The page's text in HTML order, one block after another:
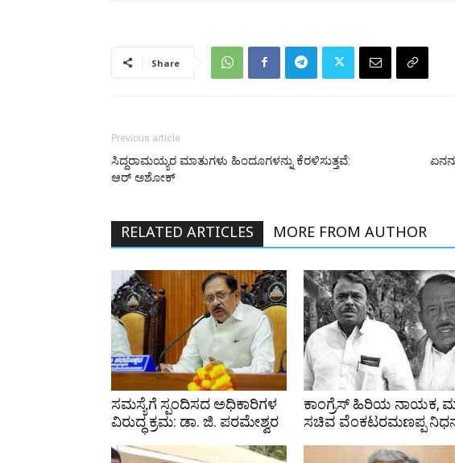
Share
Previous article
ಸಿದ್ದರಾಮಯ್ಯರ ಮಾತುಗಳು ಹಿಂದೂಗಳನ್ನು ಕೆರಳಿಸುತ್ತವೆ:
ಆರ್‌ ಅಶೋಕ್
RELATED ARTICLES MORE FROM AUTHOR
ಸಮಸ್ಯೆಗೆ ಸ್ಪಂದಿಸದ ಅಧಿಕಾರಿಗಳ
ವಿರುದ್ಧ ಕ್ರಮ: ಡಾ. ಜಿ. ಪರಮೇಶ್ವರ
ಕಾಂಗ್ರೆಸ್ ಹಿರಿಯ ನಾಯಕ,
ಸಚಿವ ವೆಂಕಟರಮಣಪ್ಪ